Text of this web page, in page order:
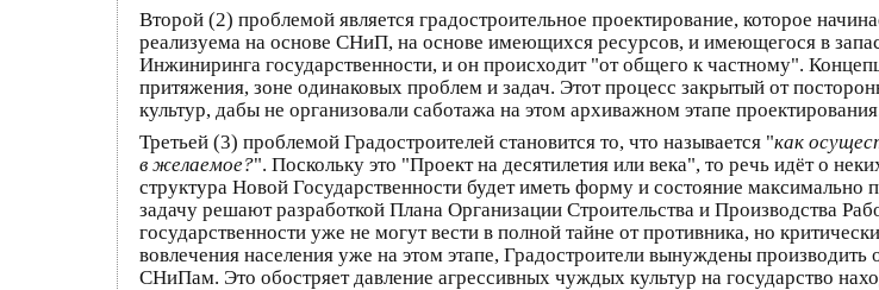
Второй (2) проблемой является градостроительное проектирование, которое
реализуема на основе СНиП, на основе имеющихся ресурсов, и имеющегося в
Инжиниринга государственности, и он происходит "от общего к частному".
притяжения, зоне одинаковых проблем и задач. Этот процесс закрытый от
культур, дабы не организовали саботажа на этом архиважном этапе
Третьей (3) проблемой Градостроителей становится то, что называется "как
в желаемое?". Поскольку это "Проект на десятилетия или века", то речь идёт о
структура Новой Государственности будет иметь форму и состояние
задачу решают разработкой Плана Организации Строительства и Производства
государственности уже не могут вести в полной тайне от противника, но
вовлечения населения уже на этом этапе, Градостроители вынуждены
СНиПам. Это обостряет давление агрессивных чуждых культур на государство